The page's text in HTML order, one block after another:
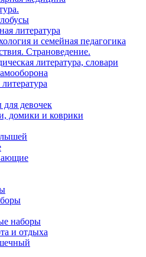
литература
и семейная педагогика
Страноведение.
литература, словари
девочек
домики и коврики
наборы
и отдыха